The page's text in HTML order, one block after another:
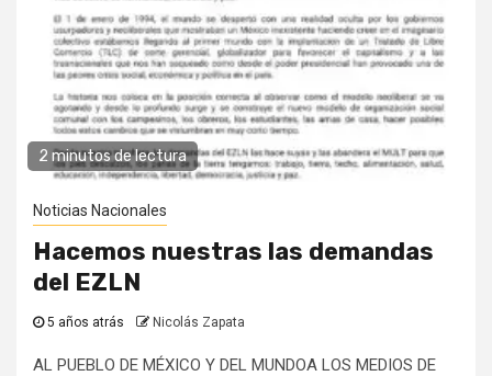
2 minutos de lectura
Noticias Nacionales
Hacemos nuestras las demandas
del EZLN
5 años atrás Nicolás Zapata
AL PUEBLO DE MÉXICO Y DEL MUNDOA LOS MEDIOS DE